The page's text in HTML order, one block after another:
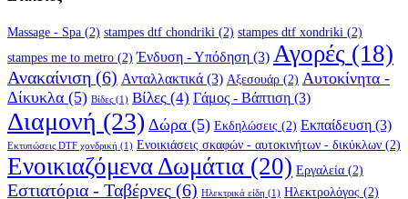
Massage - Spa (2) stampes dtf chondriki (2) stampes dtf xondriki (2)
stampes me to metro (2) Ένδυση - Υπόδηση (3) Αγορές (18)
Ανακαίνιση (6) Ανταλλακτικά (3) Αξεσουάρ (2) Αυτοκίνητα -
Δίκυκλα (5) Βίδες (1) Βίλες (4) Γάμος - Βάπτιση (3)
Διαμονή (23) Δώρα (5) Εκδηλώσεις (2) Εκπαίδευση (3)
Εκτυπώσεις DTF χονδρική (1) Ενοικιάσεις σκαφών - αυτοκινήτων - δικύκλων (2)
Ενοικιαζόμενα Δωμάτια (20) Εργαλεία (2)
Εστιατόρια - Ταβέρνες (6) Ηλεκτρικά είδη (1) Ηλεκτρολόγος (2)